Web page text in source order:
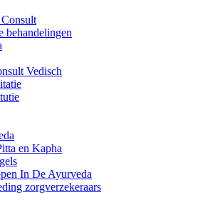
behandelingen
Vedisch
en Kapha
In De Ayurveda
zorgverzekeraars